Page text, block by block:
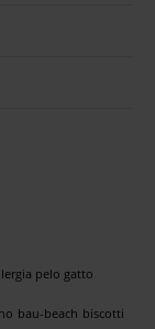
pelo gatto
bau-beach biscotti